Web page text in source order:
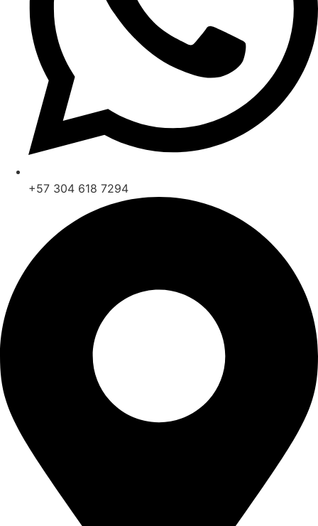
+57 304 618 7294